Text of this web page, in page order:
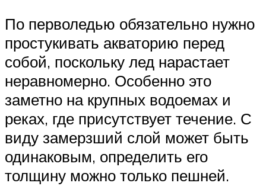
По перволедью обязательно нужно
простукивать акваторию перед
собой, поскольку лед нарастает
неравномерно. Особенно это
заметно на крупных водоемах и
реках, где присутствует течение. С
виду замерзший слой может быть
одинаковым, определить его
толщину можно только пешней.